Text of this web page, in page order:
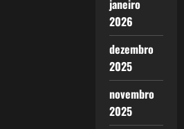
janeiro
2026
dezembro
2025
novembro
2025